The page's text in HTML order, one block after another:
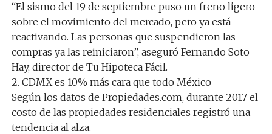
“El sismo del 19 de septiembre puso un freno ligero
sobre el movimiento del mercado, pero ya está
reactivando. Las personas que suspendieron las
compras ya las reiniciaron”, aseguró Fernando Soto
Hay, director de Tu Hipoteca Fácil.
2. CDMX es 10% más cara que todo México
Según los datos de Propiedades.com, durante 2017 el
costo de las propiedades residenciales registró una
tendencia al alza.